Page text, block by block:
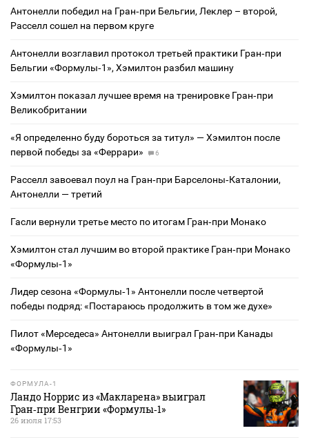
Антонелли победил на Гран‑при Бельгии, Леклер – второй,
Расселл сошел на первом круге
Антонелли возглавил протокол третьей практики Гран‑при
Бельгии «Формулы‑1», Хэмилтон разбил машину
Хэмилтон показал лучшее время на тренировке Гран‑при
Великобритании
«Я определенно буду бороться за титул» — Хэмилтон после
первой победы за «Феррари»
6
Расселл завоевал поул на Гран‑при Барселоны‑Каталонии,
Антонелли — третий
Гасли вернули третье место по итогам Гран‑при Монако
Хэмилтон стал лучшим во второй практике Гран‑при Монако
«Формулы‑1»
Лидер сезона «Формулы‑1» Антонелли после четвертой
победы подряд: «Постараюсь продолжить в том же духе»
Пилот «Мерседеса» Антонелли выиграл Гран‑при Канады
«Формулы‑1»
ФОРМУЛА-1
Ландо Норрис из «Макларена» выиграл
Гран‑при Венгрии «Формулы‑1»
26 июля 17:53